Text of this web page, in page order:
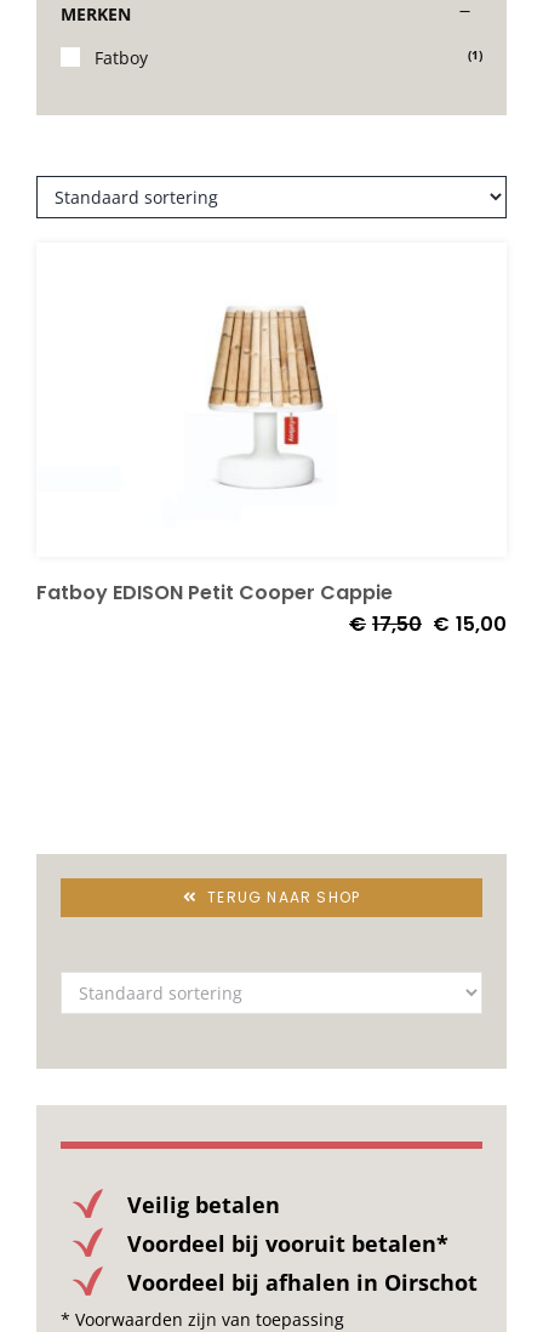
Beschermhoezen
Onderhoud
MERKEN
Fatboy
(1)
Fatboy EDISON Petit Cooper Cappie
€ 17,50 € 15,00
TERUG NAAR SHOP
Veilig betalen
Voordeel bij vooruit betalen*
Voordeel bij afhalen in Oirschot
* Voorwaarden zijn van toepassing